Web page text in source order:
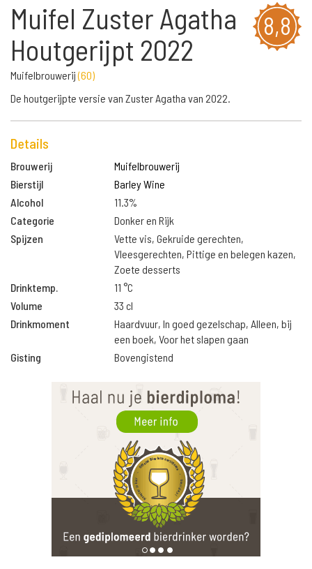
8,8
Muifel Zuster Agatha
Houtgerijpt 2022
Muifelbrouwerij(60)
De houtgerijpte versie van Zuster Agatha van 2022.
Details
Brouwerij
Muifelbrouwerij
Bierstijl
Barley Wine
Alcohol
11.3%
Categorie
Donker en Rijk
Spijzen
Vette vis, Gekruide gerechten,
Vleesgerechten, Pittige en belegen kazen,
Zoete desserts
Drinktemp.
11 °C
Volume
33 cl
Drinkmoment
Haardvuur, In goed gezelschap, Alleen, bij
een boek, Voor het slapen gaan
Gisting
Bovengistend